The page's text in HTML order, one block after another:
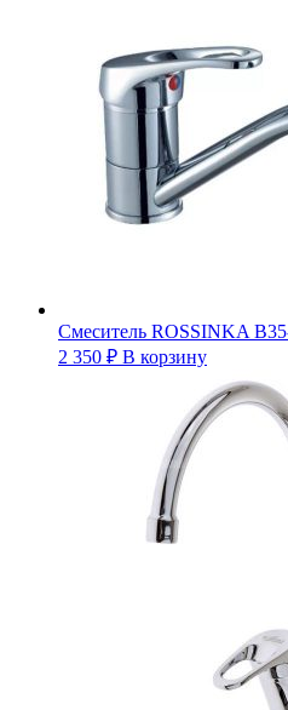
Смеситель ROSSINKA
2 350 ₽ В корзину